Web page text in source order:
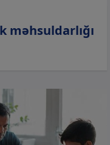
məhsuldarlığı